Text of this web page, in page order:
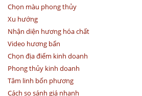
Chọn màu phong thủy
Xu hướng
Nhận diện hương hóa chất
Video hương bẩn
Chọn địa điểm kinh doanh
Phong thủy kinh doanh
Tâm linh bốn phương
Cách so sánh giá nhanh